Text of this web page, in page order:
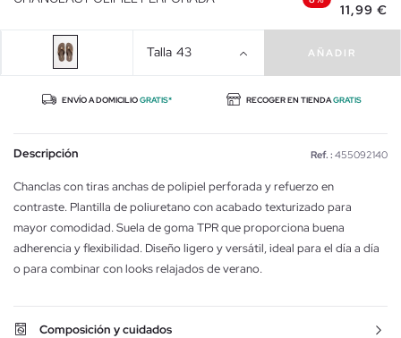
11,99 €
Talla 43 AÑADIR
ENVÍO A DOMICILIOGRATIS* RECOGER EN TIENDAGRATIS
Descripción Ref. : 455092140
Chanclas con tiras anchas de polipiel perforada y refuerzo en
contraste. Plantilla de poliuretano con acabado texturizado para
mayor comodidad. Suela de goma TPR que proporciona buena
adherencia y flexibilidad. Diseño ligero y versátil, ideal para el día a día
o para combinar con looks relajados de verano.
Composición y cuidados